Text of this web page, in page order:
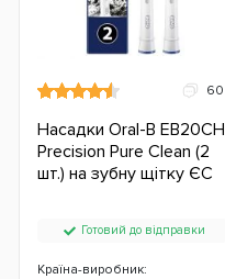
60
Насадки Oral-B EB20CH
Precision Pure Clean (2
шт.) на зубну щітку ЄС
Готовий до відправки
Країна-виробник: